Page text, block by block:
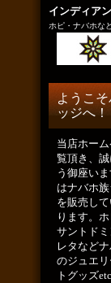
インディア
ホピ・ナバホな
ようこ
ッジへ！
当店ホー
覧頂き、
う御座い
はナバホ
を販売し
ります。ホ
サントド
レタなど
のジュエ
トグッズ